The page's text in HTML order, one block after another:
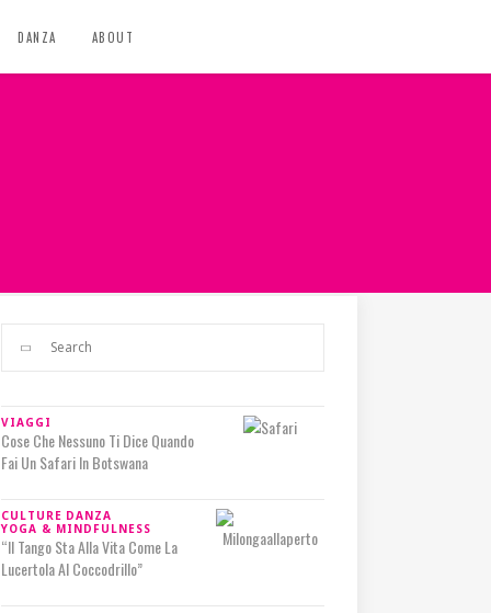
DANZA ABOUT
VIAGGI
Cose Che Nessuno Ti Dice Quando
Fai Un Safari In Botswana
CULTURE DANZA
YOGA & MINDFULNESS
“Il Tango Sta Alla Vita Come La
Lucertola Al Coccodrillo”